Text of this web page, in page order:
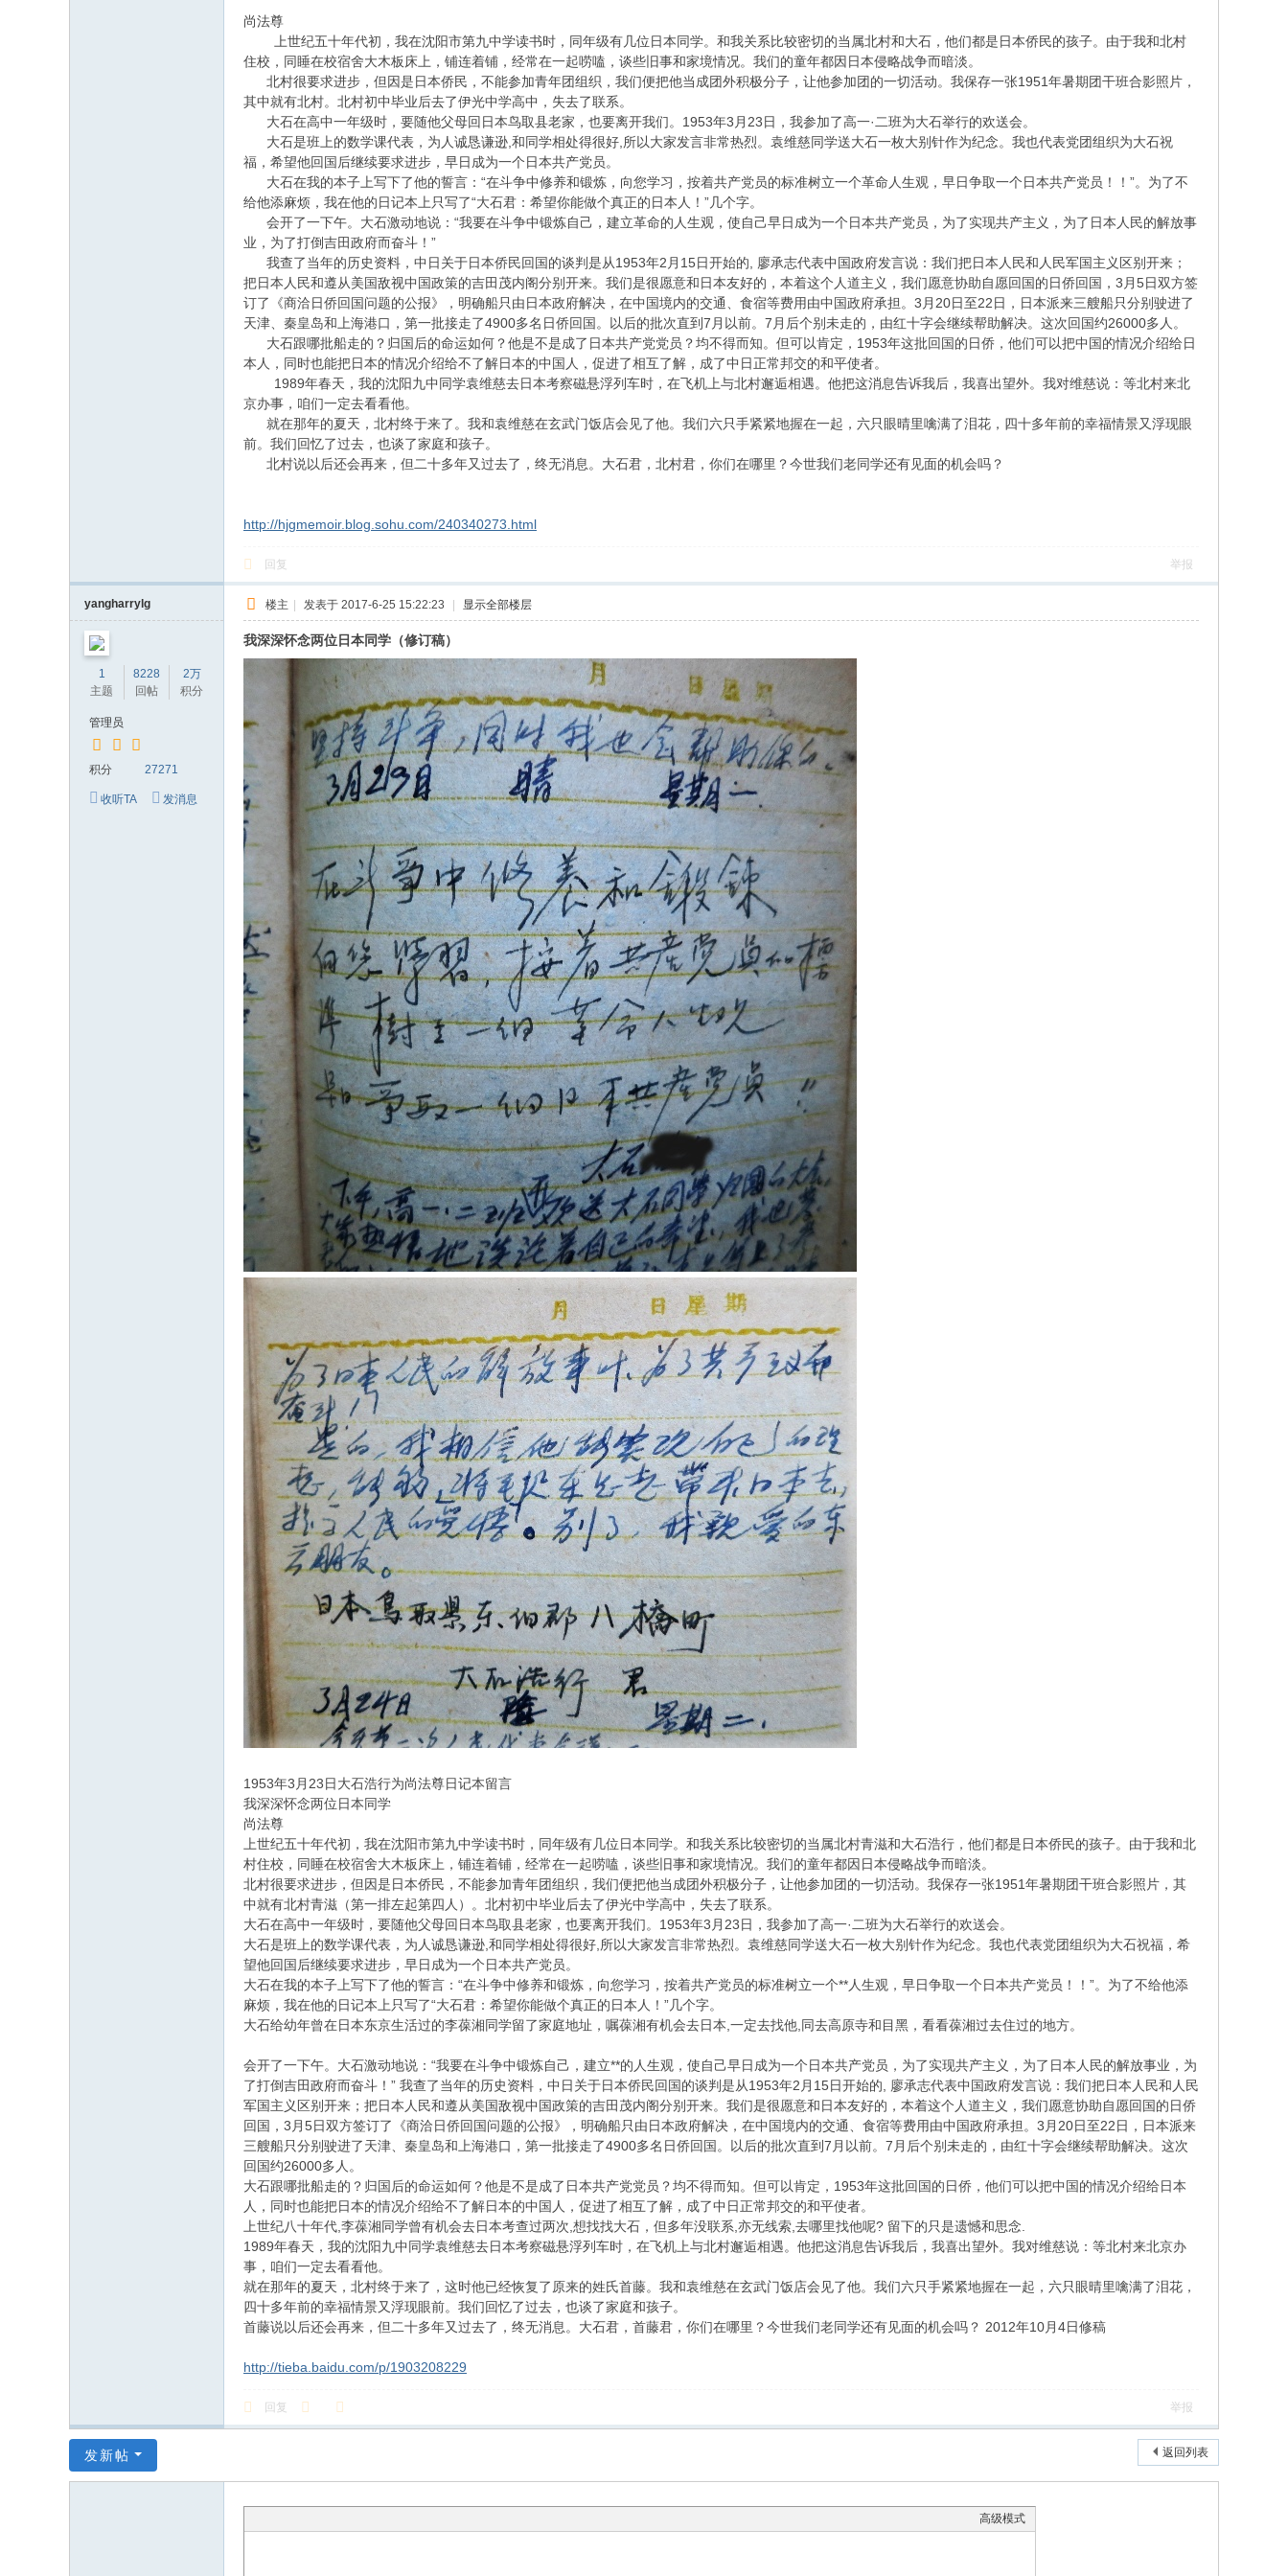
尚法尊
上世纪五十年代初，我在沈阳市第九中学读书时，同年级有几位日本同学。和我关系比较密切的当属北村和大石，他们都是日本侨民的孩子。由于我和北村
住校，同睡在校宿舍大木板床上，铺连着铺，经常在一起唠嗑，谈些旧事和家境情况。我们的童年都因日本侵略战争而暗淡。
北村很要求进步，但因是日本侨民，不能参加青年团组织，我们便把他当成团外积极分子，让他参加团的一切活动。我保存一张1951年暑期团干班合影照片，
其中就有北村。北村初中毕业后去了伊光中学高中，失去了联系。
大石在高中一年级时，要随他父母回日本鸟取县老家，也要离开我们。1953年3月23日，我参加了高一·二班为大石举行的欢送会。
大石是班上的数学课代表，为人诚恳谦逊,和同学相处得很好,所以大家发言非常热烈。袁维慈同学送大石一枚大别针作为纪念。我也代表党团组织为大石祝
福，希望他回国后继续要求进步，早日成为一个日本共产党员。
大石在我的本子上写下了他的誓言：“在斗争中修养和锻炼，向您学习，按着共产党员的标准树立一个革命人生观，早日争取一个日本共产党员！！”。为了不
给他添麻烦，我在他的日记本上只写了“大石君：希望你能做个真正的日本人！”几个字。
会开了一下午。大石激动地说：“我要在斗争中锻炼自己，建立革命的人生观，使自己早日成为一个日本共产党员，为了实现共产主义，为了日本人民的解放事
业，为了打倒吉田政府而奋斗！”
我查了当年的历史资料，中日关于日本侨民回国的谈判是从1953年2月15日开始的, 廖承志代表中国政府发言说：我们把日本人民和人民军国主义区别开来；
把日本人民和遵从美国敌视中国政策的吉田茂内阁分别开来。我们是很愿意和日本友好的，本着这个人道主义，我们愿意协助自愿回国的日侨回国，3月5日双方签
订了《商洽日侨回国问题的公报》，明确船只由日本政府解决，在中国境内的交通、食宿等费用由中国政府承担。3月20日至22日，日本派来三艘船只分别驶进了
天津、秦皇岛和上海港口，第一批接走了4900多名日侨回国。以后的批次直到7月以前。7月后个别未走的，由红十字会继续帮助解决。这次回国约26000多人。
大石跟哪批船走的？归国后的命运如何？他是不是成了日本共产党党员？均不得而知。但可以肯定，1953年这批回国的日侨，他们可以把中国的情况介绍给日
本人，同时也能把日本的情况介绍给不了解日本的中国人，促进了相互了解，成了中日正常邦交的和平使者。
1989年春天，我的沈阳九中同学袁维慈去日本考察磁悬浮列车时，在飞机上与北村邂逅相遇。他把这消息告诉我后，我喜出望外。我对维慈说：等北村来北
京办事，咱们一定去看看他。
就在那年的夏天，北村终于来了。我和袁维慈在玄武门饭店会见了他。我们六只手紧紧地握在一起，六只眼晴里噙满了泪花，四十多年前的幸福情景又浮现眼
前。我们回忆了过去，也谈了家庭和孩子。
北村说以后还会再来，但二十多年又过去了，终无消息。大石君，北村君，你们在哪里？今世我们老同学还有见面的机会吗？
http://hjgmemoir.blog.sohu.com/240340273.html
回复 举报
yangharrylg
1
主题
8228
回帖
2万
积分
管理员
积分 27271
收听TA 发消息
楼主 | 发表于 2017-6-25 15:22:23 | 显示全部楼层
我深深怀念两位日本同学（修订稿）
1953年3月23日大石浩行为尚法尊日记本留言
我深深怀念两位日本同学
尚法尊
上世纪五十年代初，我在沈阳市第九中学读书时，同年级有几位日本同学。和我关系比较密切的当属北村青滋和大石浩行，他们都是日本侨民的孩子。由于我和北
村住校，同睡在校宿舍大木板床上，铺连着铺，经常在一起唠嗑，谈些旧事和家境情况。我们的童年都因日本侵略战争而暗淡。
北村很要求进步，但因是日本侨民，不能参加青年团组织，我们便把他当成团外积极分子，让他参加团的一切活动。我保存一张1951年暑期团干班合影照片，其
中就有北村青滋（第一排左起第四人）。北村初中毕业后去了伊光中学高中，失去了联系。
大石在高中一年级时，要随他父母回日本鸟取县老家，也要离开我们。1953年3月23日，我参加了高一·二班为大石举行的欢送会。
大石是班上的数学课代表，为人诚恳谦逊,和同学相处得很好,所以大家发言非常热烈。袁维慈同学送大石一枚大别针作为纪念。我也代表党团组织为大石祝福，希
望他回国后继续要求进步，早日成为一个日本共产党员。
大石在我的本子上写下了他的誓言：“在斗争中修养和锻炼，向您学习，按着共产党员的标准树立一个**人生观，早日争取一个日本共产党员！！”。为了不给他添
麻烦，我在他的日记本上只写了“大石君：希望你能做个真正的日本人！”几个字。
大石给幼年曾在日本东京生活过的李葆湘同学留了家庭地址，嘱葆湘有机会去日本,一定去找他,同去高原寺和目黑，看看葆湘过去住过的地方。
会开了一下午。大石激动地说：“我要在斗争中锻炼自己，建立**的人生观，使自己早日成为一个日本共产党员，为了实现共产主义，为了日本人民的解放事业，为
了打倒吉田政府而奋斗！” 我查了当年的历史资料，中日关于日本侨民回国的谈判是从1953年2月15日开始的, 廖承志代表中国政府发言说：我们把日本人民和人民
军国主义区别开来；把日本人民和遵从美国敌视中国政策的吉田茂内阁分别开来。我们是很愿意和日本友好的，本着这个人道主义，我们愿意协助自愿回国的日侨
回国，3月5日双方签订了《商洽日侨回国问题的公报》，明确船只由日本政府解决，在中国境内的交通、食宿等费用由中国政府承担。3月20日至22日，日本派来
三艘船只分别驶进了天津、秦皇岛和上海港口，第一批接走了4900多名日侨回国。以后的批次直到7月以前。7月后个别未走的，由红十字会继续帮助解决。这次
回国约26000多人。
大石跟哪批船走的？归国后的命运如何？他是不是成了日本共产党党员？均不得而知。但可以肯定，1953年这批回国的日侨，他们可以把中国的情况介绍给日本
人，同时也能把日本的情况介绍给不了解日本的中国人，促进了相互了解，成了中日正常邦交的和平使者。
上世纪八十年代,李葆湘同学曾有机会去日本考查过两次,想找找大石，但多年没联系,亦无线索,去哪里找他呢? 留下的只是遗憾和思念.
1989年春天，我的沈阳九中同学袁维慈去日本考察磁悬浮列车时，在飞机上与北村邂逅相遇。他把这消息告诉我后，我喜出望外。我对维慈说：等北村来北京办
事，咱们一定去看看他。
就在那年的夏天，北村终于来了，这时他已经恢复了原来的姓氏首藤。我和袁维慈在玄武门饭店会见了他。我们六只手紧紧地握在一起，六只眼晴里噙满了泪花，
四十多年前的幸福情景又浮现眼前。我们回忆了过去，也谈了家庭和孩子。
首藤说以后还会再来，但二十多年又过去了，终无消息。大石君，首藤君，你们在哪里？今世我们老同学还有见面的机会吗？ 2012年10月4日修稿
http://tieba.baidu.com/p/1903208229
回复 举报
返回列表
发新帖
高级模式